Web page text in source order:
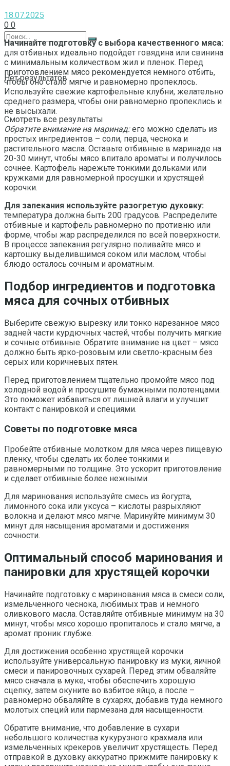
Нет результатов
Смотреть все результаты
18.07.2025
0 0
Начинайте подготовку с выбора качественного мяса:
для отбивных идеально подойдет говядина или свинина
с минимальным количеством жил и пленок. Перед
приготовлением мясо рекомендуется немного отбить,
чтобы оно стало мягче и равномерно пропеклось.
Используйте свежие картофельные клубни, желательно
среднего размера, чтобы они равномерно пропеклись и
не высыхали.
Обратите внимание на маринад:его можно сделать из
простых ингредиентов – соли, перца, чеснока и
растительного масла. Оставьте отбивные в маринаде на
20-30 минут, чтобы мясо впитало ароматы и получилось
сочнее. Картофель нарежьте тонкими дольками или
кружками для равномерной просушки и хрустящей
корочки.
Для запекания используйте разогретую духовку:
температура должна быть 200 градусов. Распределите
отбивные и картофель равномерно по противню или
форме, чтобы жар распределился по всей поверхности.
В процессе запекания регулярно поливайте мясо и
картошку выделившимся соком или маслом, чтобы
блюдо осталось сочным и ароматным.
Подбор ингредиентов и подготовка
мяса для сочных отбивных
Выберите свежую вырезку или тонко нарезанное мясо
задней части курдючных частей, чтобы получить мягкие
и сочные отбивные. Обратите внимание на цвет – мясо
должно быть ярко-розовым или светло-красным без
серых или коричневых пятен.
Перед приготовлением тщательно промойте мясо под
холодной водой и просушите бумажными полотенцами.
Это поможет избавиться от лишней влаги и улучшит
контакт с панировкой и специями.
Советы по подготовке мяса
Пробейте отбивные молотком для мяса через пищевую
пленку, чтобы сделать их более тонкими и
равномерными по толщине. Это ускорит приготовление
и сделает отбивные более нежными.
Для маринования используйте смесь из йогурта,
лимонного сока или уксуса – кислоты разрыхляют
волокна и делают мясо мягче. Маринуйте минимум 30
минут для насыщения ароматами и достижения
сочности.
Оптимальный способ маринования и
панировки для хрустящей корочки
Начинайте подготовку с маринования мяса в смеси соли,
измельченного чеснока, любимых трав и немного
оливкового масла. Оставляйте отбивные минимум на 30
минут, чтобы мясо хорошо пропиталось и стало мягче, а
аромат проник глубже.
Для достижения особенно хрустящей корочки
используйте универсальную панировку из муки, яичной
смеси и панировочных сухарей. Перед этим обваляйте
мясо сначала в муке, чтобы обеспечить хорошую
сцепку, затем окуните во взбитое яйцо, а после –
равномерно обваляйте в сухарях, добавив туда немного
молотых специй или пармезана для насыщенности.
Обратите внимание, что добавление в сухари
небольшого количества кукурузного крахмала или
измельченных крекеров увеличит хрустящесть. Перед
отправкой в духовку аккуратно прижмите панировку к